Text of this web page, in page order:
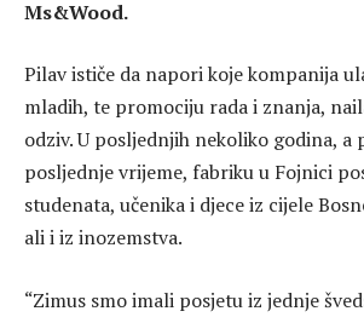
Ms&Wood.
Pilav ističe da napori koje kompanija
mladih, te promociju rada i znanja,
odziv. U posljednjih nekoliko godina, a
posljednje vrijeme, fabriku u Fojnici
studenata, učenika i djece iz cijele
ali i iz inozemstva.
“Zimus smo imali posjetu iz jednje